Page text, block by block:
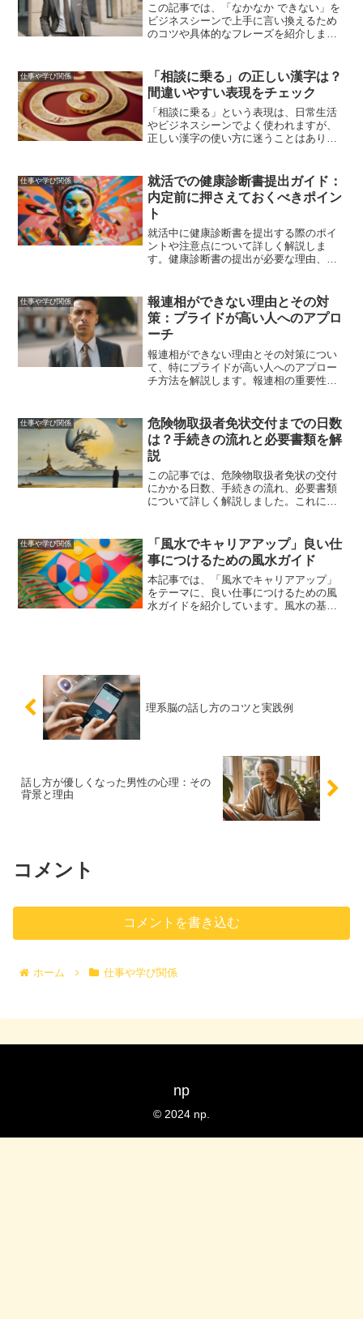
この記事では、「なかなか できない」を
ビジネスシーンで上手に言い換えるため
のコツや具体的なフレーズを紹介しま
り、プロジェクトの進捗やチームのパフ
ォーマンス向上にもつながります。
仕事や学び関係
「相談に乗る」の正しい漢字は？
間違いやすい表現をチェック
「相談に乗る」という表現は、日常生活
やビジネスシーンでよく使われますが、
正しい漢字の使い方に迷うことはありま
をしてしまうこともあります。この記事
では、「相談に乗る」の正...
仕事や学び関係
就活での健康診断書提出ガイド：
内定前に押さえておくべきポイン
ト
就活中に健康診断書を提出する際のポイ
ントや注意点について詳しく解説しま
す。健康診断書の提出が必要な理由、提
に説明します。
仕事や学び関係
報連相ができない理由とその対
策：プライドが高い人へのアプロ
ーチ
報連相ができない理由とその対策につい
て、特にプライドが高い人へのアプロー
チ方法を解説します。報連相の重要性を
仕事や学び関係
危険物取扱者免状交付までの日数
は？手続きの流れと必要書類を解
説
この記事では、危険物取扱者免状の交付
にかかる日数、手続きの流れ、必要書類
について詳しく解説しました。これによ
できるでしょう。免状取得後の活用方法
やキャリアアップのためのアドバイスも
提供しました。
仕事や学び関係
「風水でキャリアアップ」良い仕
事につけるための風水ガイド
本記事では、「風水でキャリアアップ」
をテーマに、良い仕事につけるための風
水ガイドを紹介しています。風水の基本
理系脳の話し方のコツと実践例
話し方が優しくなった男性の心理：その
背景と理由
コメント
コメントを書き込む
ホーム 仕事や学び関係
np
© 2024 np.